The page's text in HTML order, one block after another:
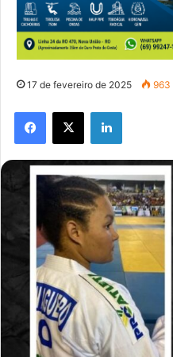
17 de fevereiro de 2025 963
Facebook
X Linkedin